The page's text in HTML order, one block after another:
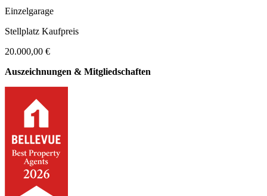
Einzelgarage
Stellplatz Kaufpreis
20.000,00 €
Auszeichnungen & Mitgliedschaften